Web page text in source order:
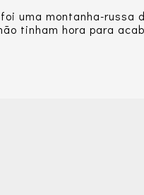
uma montanha-russa
tinham hora para